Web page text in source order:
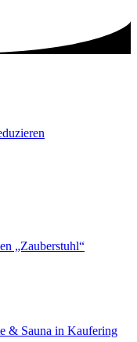
„Zauberstuhl“
& Sauna in Kaufering